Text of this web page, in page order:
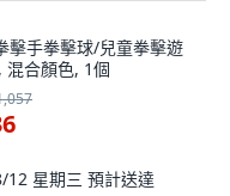
擊手拳擊球/兒童拳擊遊
混合顏色, 1個
12 星期三 預計送達